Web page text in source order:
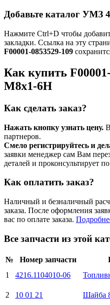
Добавьте каталог УМЗ
Нажмите Ctrl+D чтобы
закладки. Ссылка на эту
F00001-0853529-109
Как купить
М8х1-6H
Как сделать заказ?
Нажать кнопку узнать цену.
партнеров.
Смело регистрируйтесь и
заявки менеджер сам Вам
деталей и проконсультирует
Как оплатить заказ?
Наличный и безналичный
заказа. После оформления
вас по оплате заказа.
Все запчасти из этой
№ Номер запчасти
1
4216.1104010-06
2
10 01 21 Шайба